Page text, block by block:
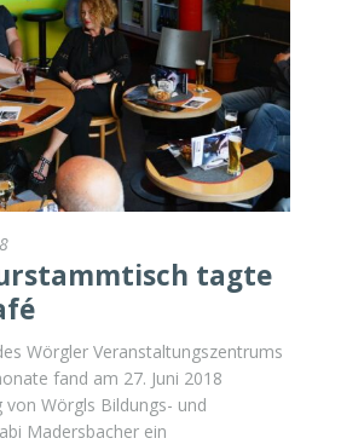
tagte
Wörgler Veranstaltungszentrums
fand am 27. Juni 2018
Wörgls Bildungs- und
Madersbacher ein